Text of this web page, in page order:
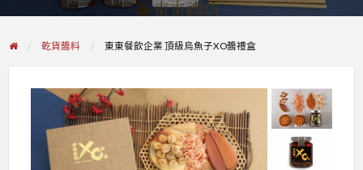
problem
乾貨醬料 東東餐飲企業 頂級烏魚子XO醬禮盒